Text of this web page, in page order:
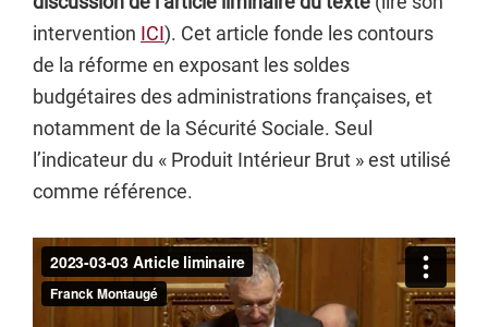
intervention ICI). Cet article fonde les contours
de la réforme en exposant les soldes
budgétaires des administrations françaises, et
notamment de la Sécurité Sociale. Seul
l’indicateur du « Produit Intérieur Brut » est utilisé
comme référence.